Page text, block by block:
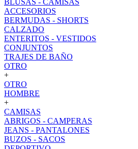
BLUSAS - CAMISAS
ACCESORIOS
BERMUDAS - SHORTS
CALZADO
ENTERITOS - VESTIDOS
CONJUNTOS
TRAJES DE BAÑO
OTRO
+
OTRO
HOMBRE
+
CAMISAS
ABRIGOS - CAMPERAS
JEANS - PANTALONES
BUZOS - SACOS